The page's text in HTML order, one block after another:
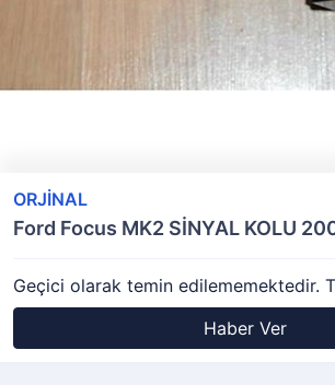
ORJİNAL
Ford Focus MK2 SİNYAL KOLU
Geçici olarak temin edilememektedir.
Haber Ver